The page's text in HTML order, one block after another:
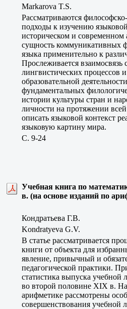
Markarova T.S.
Рассматриваются
подходы к изучению
историческом и современном
сущность коммуникативных
языка применительно к
Прослеживается
лингвистических процессов
образовательной
фундаментальных
истории культуры стран и
личности на протяжении
описать языковой контекст
языковую картину мира.
C. 9-24
Учебная книга по
в. (на основе изданий по
Кондратьева Г.В.
Kondratyeva G.V.
В статье рассматривается
книги от объекта для
явление, привычный и
педагогической практики.
статистика выпуска учебной
во второй половине XIX в.
арифметике рассмотрены
совершенствования учебной